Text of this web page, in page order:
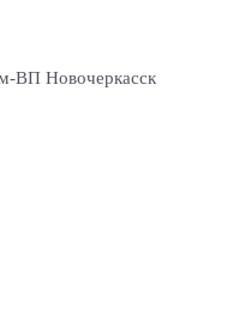
ВП Новочеркасск